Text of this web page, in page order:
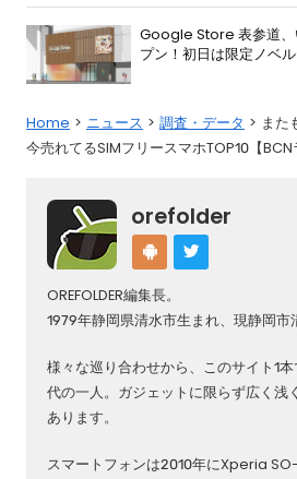
Google Store 表参道、
プン！初日は限定ノベ
Home ニュース 調査・データ
また
今売れてるSIMフリースマホTOP10【
orefolder
OREFOLDER編集長。
1979年静岡県清水市生まれ、現静岡市
様々な巡り合わせから、このサイト1
代の一人。ガジェットに限らず広く浅
あります。
スマートフォンは2010年にXperia